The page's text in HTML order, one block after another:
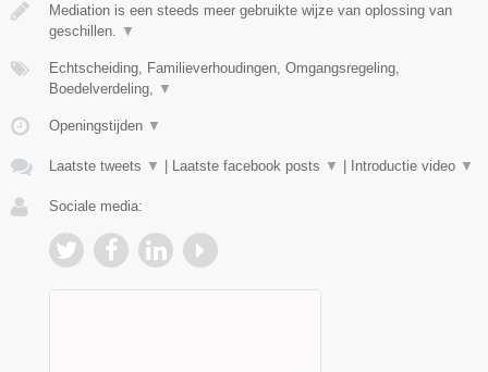
Mediation is een steeds meer gebruikte wijze van oplossing van
geschillen.
▼
Echtscheiding, Familieverhoudingen, Omgangsregeling,
Boedelverdeling,
▼
Openingstijden ▼
Laatste tweets ▼ | Laatste facebook posts ▼ | Introductie video ▼
Sociale media: